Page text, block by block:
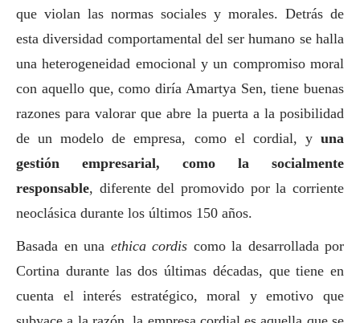
que violan las normas sociales y morales. Detrás de
esta diversidad comportamental del ser humano se halla
una heterogeneidad emocional y un compromiso moral
con aquello que, como diría Amartya Sen, tiene buenas
razones para valorar que abre la puerta a la posibilidad
de un modelo de empresa, como el cordial, y una
gestión empresarial, como la socialmente
responsable, diferente del promovido por la corriente
neoclásica durante los últimos 150 años.
Basada en una ethica cordis como la desarrollada por
Cortina durante las dos últimas décadas, que tiene en
cuenta el interés estratégico, moral y emotivo que